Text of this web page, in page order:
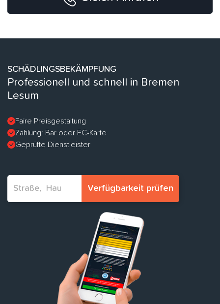
SCHÄDLINGSBEKÄMPFUNG
Professionell und schnell in Bremen
Lesum
Faire Preisgestaltung
Zahlung: Bar oder EC-Karte
Geprüfte Dienstleister
Verfügbarkeit prüfen